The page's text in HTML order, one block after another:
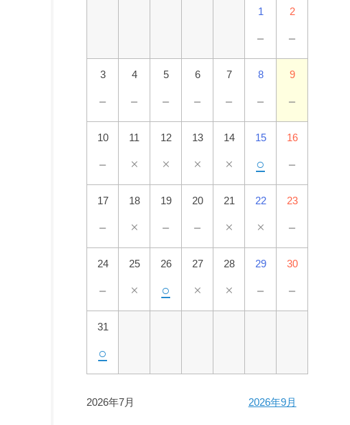
1
－
2
－
3
－
4
－
5
－
6
－
7
－
8
－
9
－
10
－
11
×
12
×
13
×
14
×
15
○
16
－
17
－
18
×
19
－
20
－
21
×
22
×
23
－
24
－
25
×
26
○
27
×
28
×
29
－
30
－
31
○
2026年7月 2026年9月